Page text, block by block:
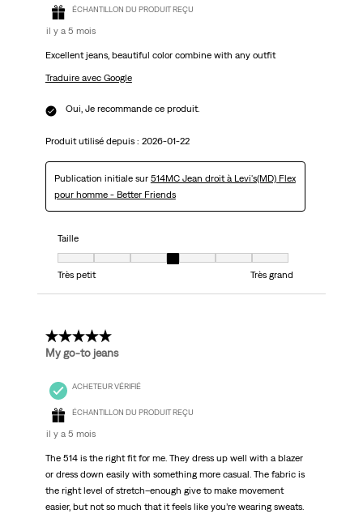
ÉCHANTILLON DU PRODUIT REÇU
il y a 5 mois
Excellent jeans, beautiful color combine with any outfit
Traduire avec Google
Oui, Je recommande ce produit.
Produit utilisé depuis : 2026-01-22
Publication initiale sur 514MC Jean droit à Levi's(MD) Flex
pour homme - Better Friends
Taille
Taille, 4 sur 7, où 1 est égal à Très petit et 7 est égal à Très grand
Très petit
Très grand
5 étoile(s) sur 5.
My go-to jeans
ACHETEUR VÉRIFIÉ
ÉCHANTILLON DU PRODUIT REÇU
il y a 5 mois
The 514 is the right fit for me. They dress up well with a blazer
or dress down easily with something more casual. The fabric is
the right level of stretch–enough give to make movement
easier, but not so much that it feels like you’re wearing sweats.